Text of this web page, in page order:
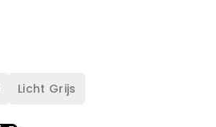
Licht Grijs